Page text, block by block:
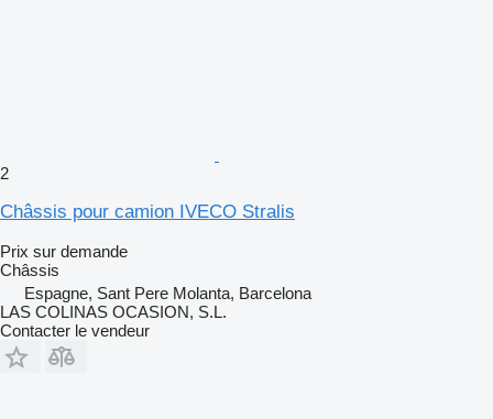
2
Châssis pour camion IVECO Stralis
Prix sur demande
Châssis
Espagne, Sant Pere Molanta, Barcelona
LAS COLINAS OCASION, S.L.
Contacter le vendeur